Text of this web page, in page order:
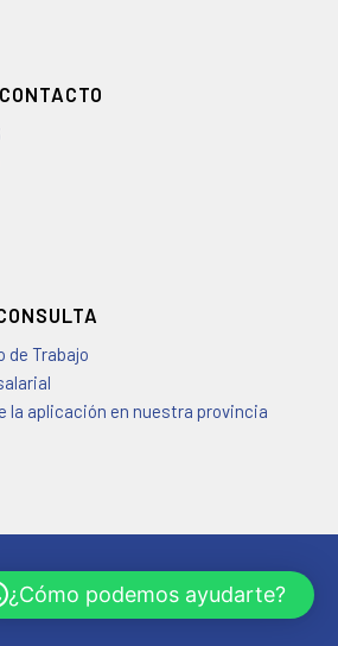
de Trabajo
la aplicación en nuestra provincia
por
¿Cómo podemos ayudarte?